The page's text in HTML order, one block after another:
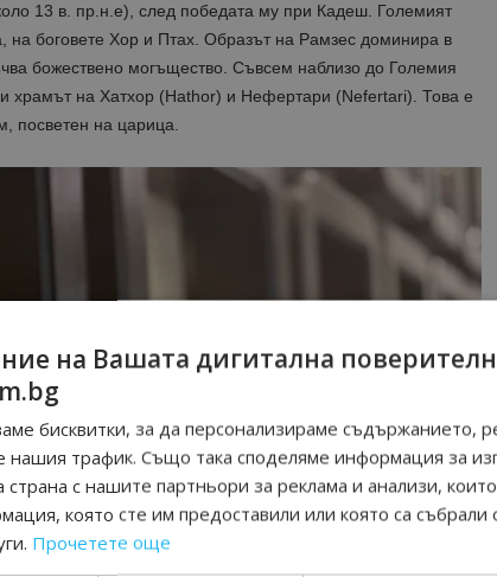
13 в. пр.н.е), след победата му при Кадеш. Големият
на боговете Хор и Птах. Образът на Рамзес доминира в
божествено могъщество. Съвсем наблизо до Големия
храмът на Хатхор (Hathor) и Нефертари (Nefertari). Това е
посветен на царица.
на Вашата дигитална
бисквитки, за да персонализираме съдържанието,
нашия трафик. Също така споделяме информация за
страна с нашите партньори за реклама и анализи,
която сте им предоставили или която са
Прочетете още